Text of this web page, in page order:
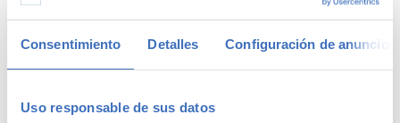
Consentimiento Detalles Configuración de anuncios
Uso responsable de sus datos
¿Qué es la Garantía Premium Oro ?Saber más
Compromiso de calidad Canalcar